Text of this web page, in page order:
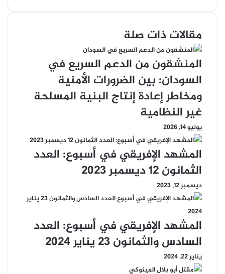
مقالات ذات صلة
المنشقون من الدعم السريع في
السودان: بين الضرورات الأمنية
ومخاطر إعادة إنتاج البنية المسلحة
غير النظامية
يوليو 14, 2026
المشهد الإفريقي في أسبوع: العدد
الثمانون 12 ديسمبر 2023
ديسمبر 12, 2023
المشهد الإفريقي في أسبوع: العدد
السادس والثمانون 23 يناير 2024
يناير 22, 2024